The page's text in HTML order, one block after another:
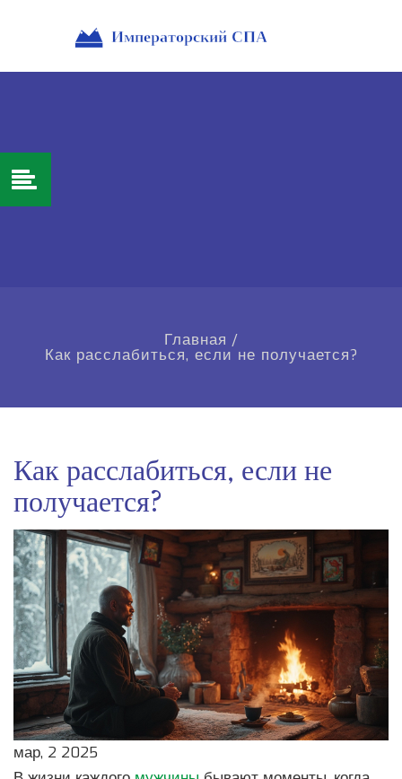
Главная /
Как расслабиться, если не получается?
Как расслабиться, если не
получается?
мар, 2 2025